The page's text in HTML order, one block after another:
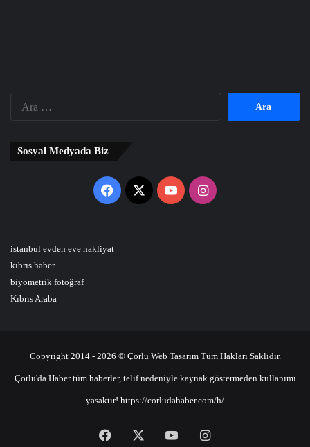
Sosyal Medyada Biz
Facebook
X YouTubeInstagram
istanbul evden eve nakliyat
kıbrıs haber
biyometrik fotoğraf
Kıbrıs Araba
Copyright 2014 - 2026 © Çorlu Web Tasarım Tüm Hakları Saklıdır.
Çorlu'da Haber tüm haberler, telif nedeniyle kaynak göstermeden kullanımı
yasaktır! https://corludahaber.com/h/
Facebook YouTubeInstagram